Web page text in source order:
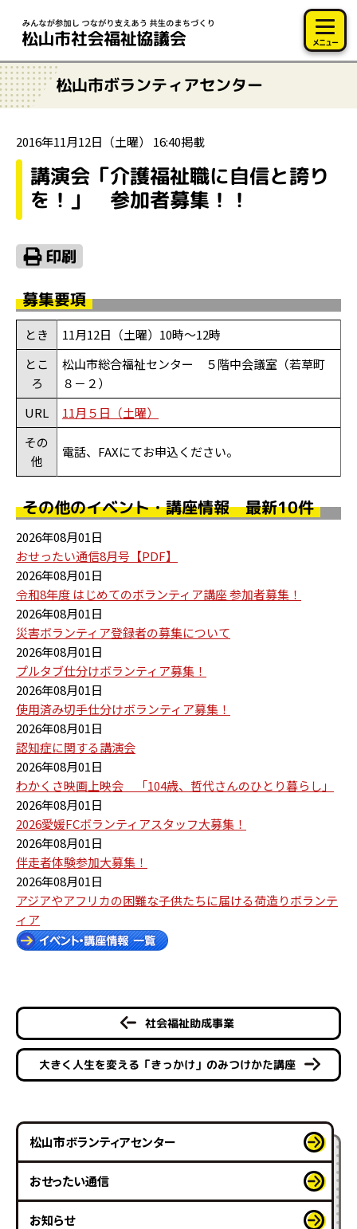
メニュー
松山市ボランティアセンター
2016年11月12日（土曜） 16:40掲載
講演会「介護福祉職に自信と誇り
を！」 参加者募集！！
募集要項
とき
11月12日（土曜）10時～12時
とこ
ろ
松山市総合福祉センター ５階中会議室（若草町
８－２）
URL
11月５日（土曜）
その
他
電話、FAXにてお申込ください。
その他のイベント・講座情報 最新10件
2026年08月01日
おせったい通信8月号【PDF】
2026年08月01日
令和8年度 はじめてのボランティア講座 参加者募集！
2026年08月01日
災害ボランティア登録者の募集について
2026年08月01日
プルタブ仕分けボランティア募集！
2026年08月01日
使用済み切手仕分けボランティア募集！
2026年08月01日
認知症に関する講演会
2026年08月01日
わかくさ映画上映会 「104歳、哲代さんのひとり暮らし」
2026年08月01日
2026愛媛FCボランティアスタッフ大募集！
2026年08月01日
伴走者体験参加大募集！
2026年08月01日
アジアやアフリカの困難な子供たちに届ける荷造りボランテ
ィア
社会福祉助成事業
大きく人生を変える「きっかけ」のみつけかた講座
松山市ボランティアセンター
おせったい通信
お知らせ